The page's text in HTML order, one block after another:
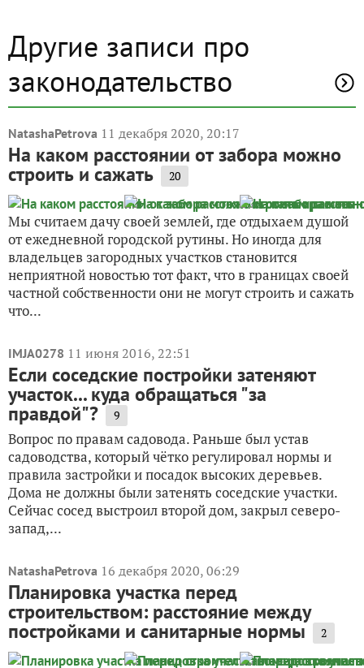
Другие записи про
законодательство
NatashaPetrova 11 декабря 2020, 20:17
На каком расстоянии от забора можно
строить и сажать 20
Мы считаем дачу своей землей, где отдыхаем душой
от ежедневной городской рутины. Но иногда для
владельцев загородных участков становится
неприятной новостью тот факт, что в границах своей
частной собственности они не могут строить и сажать
что...
IMJA0278 11 июня 2016, 22:51
Если соседские постройки затеняют
участок... куда обращаться "за
правдой"? 9
Вопрос по правам садовода. Раньше был устав
садоводства, который чётко регулировал нормы и
правила застройки и посадок высоких деревьев.
Дома не должны были затенять соседские участки.
Сейчас сосед выстроил второй дом, закрыл северо-
запад,...
NatashaPetrova 16 декабря 2020, 06:29
Планировка участка перед
строительством: расстояние между
постройками и санитарные нормы 2